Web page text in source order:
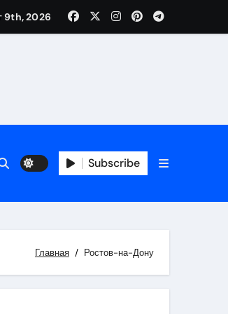
и лицензированные врачи
9th, 2026
Subscribe
Главная Ростов-на-Дону